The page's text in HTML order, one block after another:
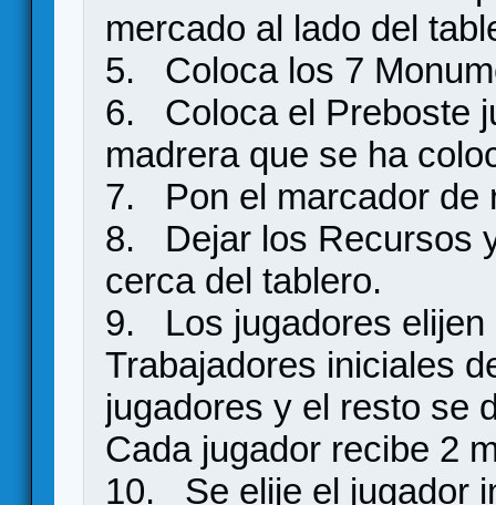
mercado al lado del
5. Coloca los 7
6. Coloca el Preboste
madrera que se ha
7. Pon el marcador de
8. Dejar los Recursos
cerca del tablero.
9. Los jugadores elijen
Trabajadores iniciales
jugadores y el resto se
Cada jugador recibe 2
10. Se elije el jugador